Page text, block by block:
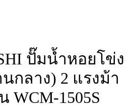
ปั๊มน้ำหอยโข่ง
กลาง) 2 แรงม้า
WCM-1505S